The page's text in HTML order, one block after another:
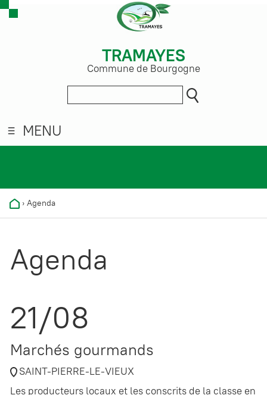
TRAMAYES
Commune de Bourgogne
MENU
› Agenda
Agenda
21/08
Marchés gourmands
SAINT-PIERRE-LE-VIEUX
Les producteurs locaux et les conscrits de la classe en